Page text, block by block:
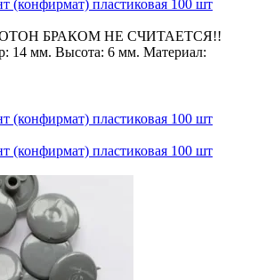
(конфирмат) пластиковая 100 шт
БРАКОМ НЕ СЧИТАЕТСЯ!!
14 мм. Высота: 6 мм. Материал:
(конфирмат) пластиковая 100 шт
(конфирмат) пластиковая 100 шт